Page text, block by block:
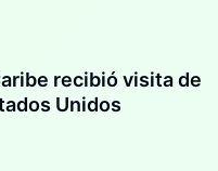
recibió visita de
Unidos